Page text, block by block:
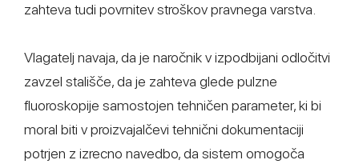
zahteva tudi povrnitev stroškov pravnega varstva.
Vlagatelj navaja, da je naročnik v izpodbijani odločitvi
zavzel stališče, da je zahteva glede pulzne
fluoroskopije samostojen tehničen parameter, ki bi
moral biti v proizvajalčevi tehnični dokumentaciji
potrjen z izrecno navedbo, da sistem omogoča